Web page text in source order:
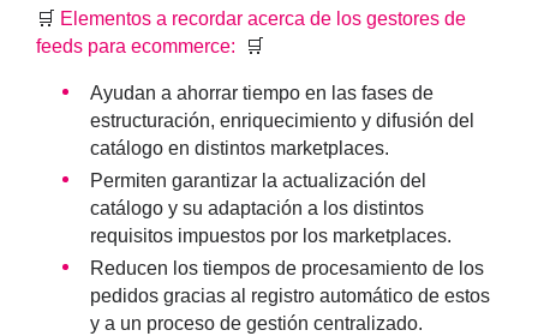
🛒 Elementos a recordar acerca de los gestores de
feeds para ecommerce: 🛒
Ayudan a ahorrar tiempo en las fases de
estructuración, enriquecimiento y difusión del
catálogo en distintos marketplaces.
Permiten garantizar la actualización del
catálogo y su adaptación a los distintos
requisitos impuestos por los marketplaces.
Reducen los tiempos de procesamiento de los
pedidos gracias al registro automático de estos
y a un proceso de gestión centralizado.